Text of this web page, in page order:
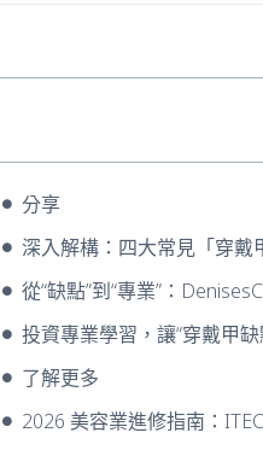
分享
深入解構：四大常見「穿
從“缺點”到“專業”：
投資專業學習，讓“穿戴甲
了解更多
2026 美容業進修指南：